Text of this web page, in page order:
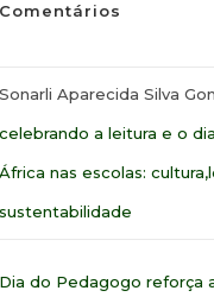
Comentários
Sonarli Aparecida Silva
celebrando a leitura e o
África nas escolas:
sustentabilidade
Dia do Pedagogo reforça